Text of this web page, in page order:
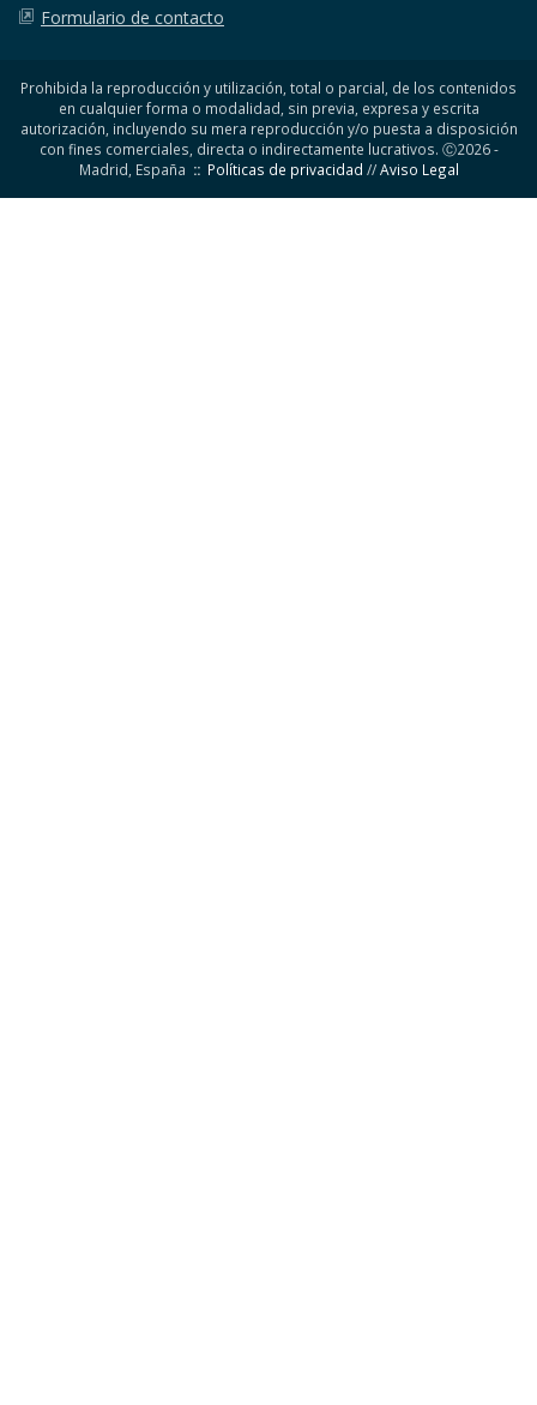
Formulario de contacto
Prohibida la reproducción y utilización, total o parcial, de los contenidos
en cualquier forma o modalidad, sin previa, expresa y escrita
autorización, incluyendo su mera reproducción y/o puesta a disposición
con fines comerciales, directa o indirectamente lucrativos. Ⓒ2026 -
Madrid, España :: Políticas de privacidad //Aviso Legal